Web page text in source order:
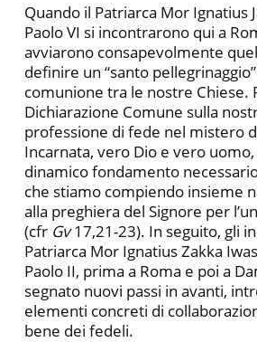
Quando il Patriarca Mor Ignatius
Paolo VI si incontrarono qui a
avviarono consapevolmente
definire un “santo
comunione tra le nostre Chiese.
Dichiarazione Comune sulla
professione di fede nel mistero
Incarnata, vero Dio e vero
dinamico fondamento
che stiamo compiendo insieme
alla preghiera del Signore per
(cfr Gv17,21-23). In seguito, gli
Patriarca Mor Ignatius Zakka
Paolo II, prima a Roma e poi a
segnato nuovi passi in avanti,
elementi concreti di
bene dei fedeli.